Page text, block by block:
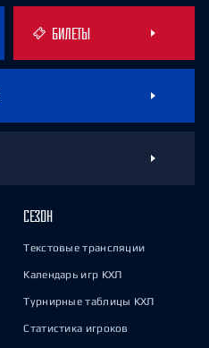
БИЛЕТЫ
СЕЗОН
Текстовые трансляции
Календарь игр КХЛ
Турнирные таблицы КХЛ
Статистика игроков